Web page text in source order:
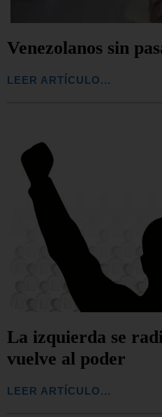
Venezolanos sin
LEER ARTÍCULO...
La izquierda se
vuelve al poder
LEER ARTÍCULO...